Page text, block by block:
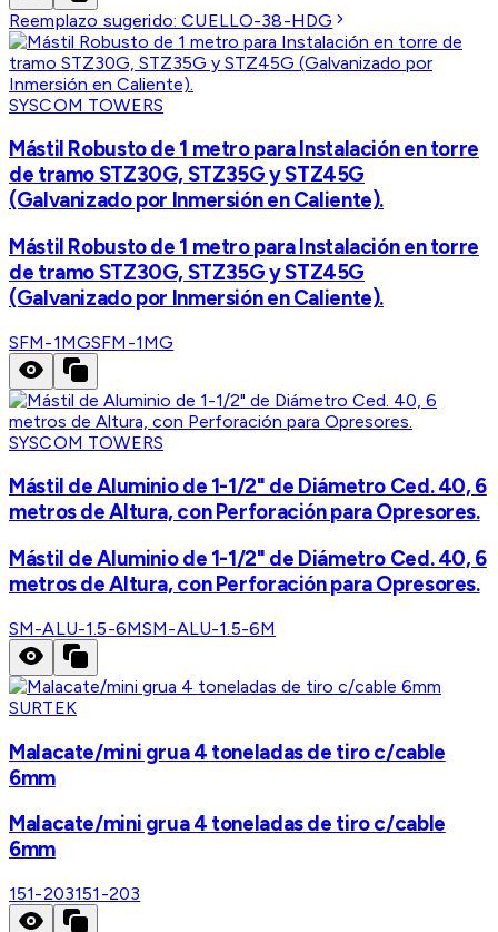
Reemplazo sugerido:CUELLO-38-HDG
SYSCOM TOWERS
Mástil Robusto de 1 metro para Instalación en torre
de tramo STZ30G, STZ35G y STZ45G
(Galvanizado por Inmersión en Caliente).
Mástil Robusto de 1 metro para Instalación en torre
de tramo STZ30G, STZ35G y STZ45G
(Galvanizado por Inmersión en Caliente).
SFM-1MGSFM-1MG
SYSCOM TOWERS
Mástil de Aluminio de 1-1/2" de Diámetro Ced. 40, 6
metros de Altura, con Perforación para Opresores.
Mástil de Aluminio de 1-1/2" de Diámetro Ced. 40, 6
metros de Altura, con Perforación para Opresores.
SM-ALU-1.5-6MSM-ALU-1.5-6M
SURTEK
Malacate/mini grua 4 toneladas de tiro c/cable
6mm
Malacate/mini grua 4 toneladas de tiro c/cable
6mm
151-203151-203